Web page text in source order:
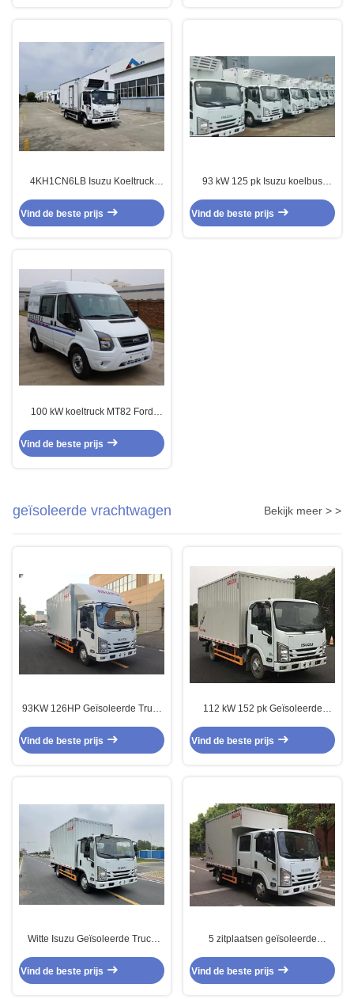
4KH1CN6LB Isuzu Koeltruck
achter aandrijving
Vind de beste prijs
93 kW 125 pk Isuzu koelbus
Vind de beste prijs
100 kW koeltruck MT82 Ford
Vind de beste prijs
geïsoleerde vrachtwagen Bekijk meer > >
93KW 126HP Geïsoleerde Truck
Wit
Vind de beste prijs
112 kW 152 pk Geïsoleerde
Transportvrachtwagen met
achterste opheffende achterdeur
Vind de beste prijs
Witte Isuzu Geïsoleerde Truck
Vervoerstruck
Vind de beste prijs
5 zitplaatsen geïsoleerde
Delivery Van Handgeschakelde
hogere cabine
Vind de beste prijs